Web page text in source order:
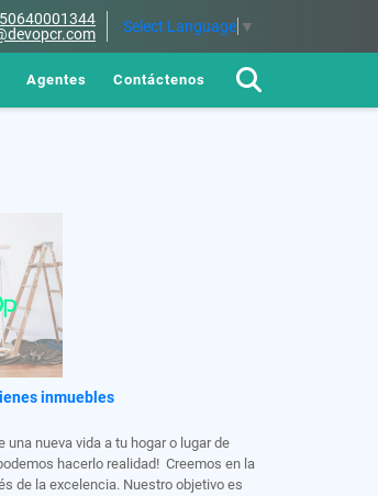
Select Language ▼
Agentes Contáctenos
inmuebles
una nueva vida a tu hogar o lugar de
hacerlo realidad! Creemos en la
de la excelencia. Nuestro objetivo es